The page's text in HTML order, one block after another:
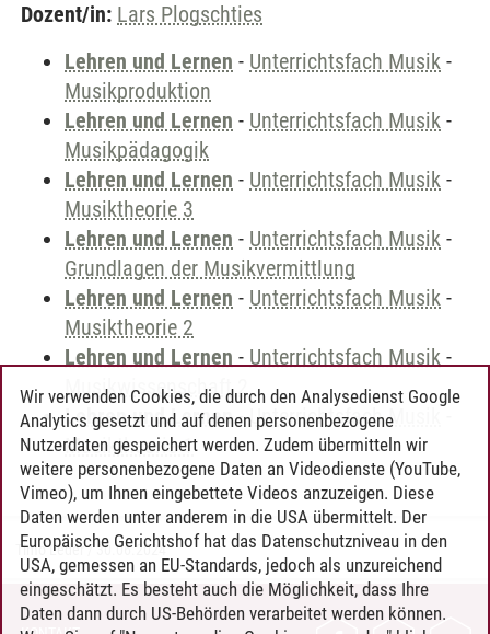
Dozent/in: Lars Plogschties
Lehren und Lernen - Unterrichtsfach Musik -
Musikproduktion
Lehren und Lernen - Unterrichtsfach Musik -
Musikpädagogik
Lehren und Lernen - Unterrichtsfach Musik -
Musiktheorie 3
Lehren und Lernen - Unterrichtsfach Musik -
Grundlagen der Musikvermittlung
Lehren und Lernen - Unterrichtsfach Musik -
Musiktheorie 2
Lehren und Lernen - Unterrichtsfach Musik -
Musikwissenschaft 2
Lehren und Lernen-Unterrichtsfach Musik
Musiktheorie 1
Timo Leder/30.06.2024
Wir verwenden Cookies, die durch den Analysedienst Google
Analytics gesetzt und auf denen personenbezogene
Nutzerdaten gespeichert werden. Zudem übermitteln wir
weitere personenbezogene Daten an Videodienste (YouTube,
Vimeo), um Ihnen eingebettete Videos anzuzeigen. Diese
Daten werden unter anderem in die USA übermittelt. Der
Europäische Gerichtshof hat das Datenschutzniveau in den
USA, gemessen an EU-Standards, jedoch als unzureichend
eingeschätzt. Es besteht auch die Möglichkeit, dass Ihre
Daten dann durch US-Behörden verarbeitet werden können.